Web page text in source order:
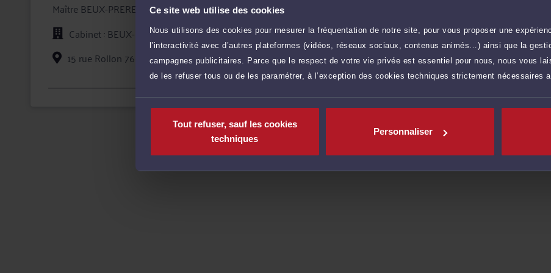
Ce site web utilise des cookies
Nous utilisons des cookies pour mesurer la fréquentation de notre site, pour vous proposer une
l’interactivité avec d’autres plateformes (vidéos, réseaux sociaux, contenus animés…) ainsi que la
campagnes publicitaires. Parce que le respect de votre vie privée est essentiel pour nous, nous vous
de les refuser tous ou de les paramétrer, à l’exception des cookies techniques strictement nécessaires
Tout refuser, sauf les cookies
techniques
Personnaliser
Maître BEUX-PRERE apporte à ses clients la compétence et la réactivité indispensables à leur information et
à la défense de leurs intérêts, tant en conseil que lors d'une procédure judiciaire.
En confiant un dossier à Maître BEUX-PRERE, vous bénéficiez d'une confidentialité totale dans le traitement
de votre dossier et des garanties qu'offre la profession d'avocat en matière d'expertise et de sécurité.
Cabinet : BEUX-PRERE VINCENT
15 rue Rollon 76000 ROUEN